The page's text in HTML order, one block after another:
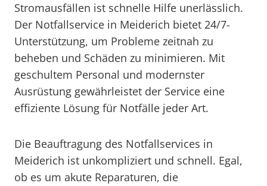
Stromausfällen ist schnelle Hilfe unerlässlich.
Der Notfallservice in Meiderich bietet 24/7-
Unterstützung, um Probleme zeitnah zu
beheben und Schäden zu minimieren. Mit
geschultem Personal und modernster
Ausrüstung gewährleistet der Service eine
effiziente Lösung für Notfälle jeder Art.
Die Beauftragung des Notfallservices in
Meiderich ist unkompliziert und schnell. Egal,
ob es um akute Reparaturen, die